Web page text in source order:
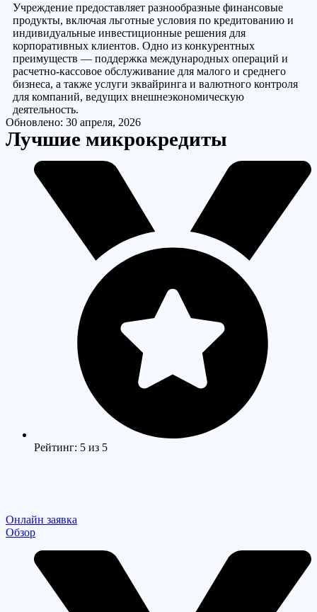
Учреждение предоставляет разнообразные финансовые
продукты, включая льготные условия по кредитованию и
индивидуальные инвестиционные решения для
корпоративных клиентов. Одно из конкурентных
преимуществ — поддержка международных операций и
расчетно-кассовое обслуживание для малого и среднего
бизнеса, а также услуги эквайринга и валютного контроля
для компаний, ведущих внешнеэкономическую
деятельность.
Обновлено: 30 апреля, 2026
Лучшие микрокредиты
Рейтинг: 5 из 5
Онлайн заявка
Обзор